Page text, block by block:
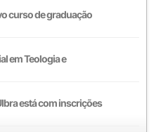
curso de graduação
em Teologia e
está com inscrições